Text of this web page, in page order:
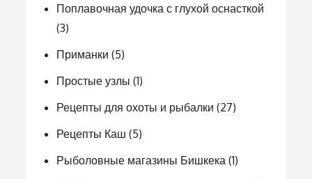
Поплавочная удочка с глухой оснасткой
(3)
Приманки (5)
Простые узлы (1)
Рецепты для охоты и рыбалки (27)
Рецепты Каш (5)
Рыболовные магазины Бишкека (1)